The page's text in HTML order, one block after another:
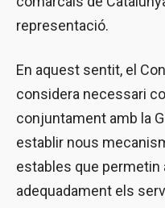
representació.
En aquest sentit, el
considera necessari
conjuntament amb la
establir nous
estables que
adequadament els